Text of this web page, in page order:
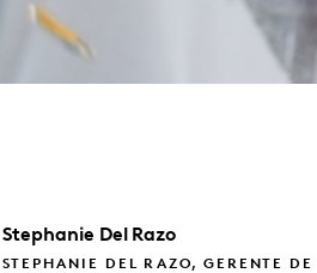
Stephanie Del Razo
STEPHANIE DEL RAZO, GERENTE